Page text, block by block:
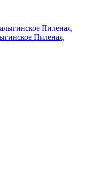
Пиленая,